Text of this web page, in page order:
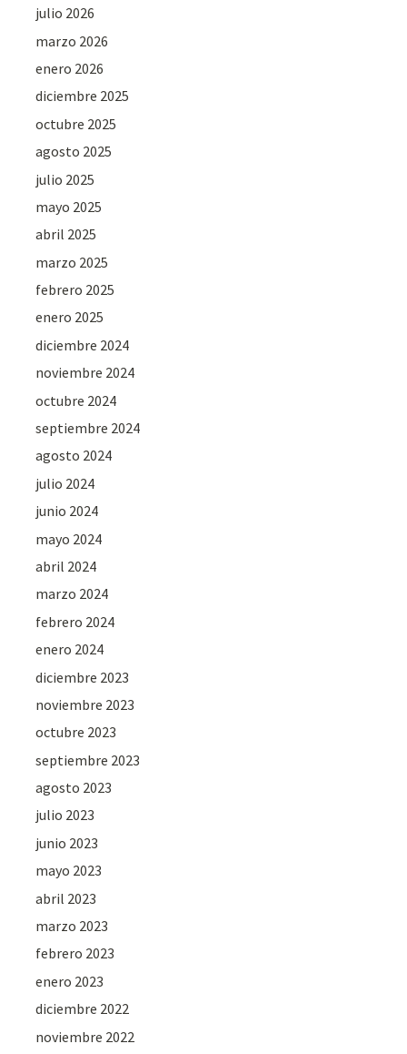
julio 2026
marzo 2026
enero 2026
diciembre 2025
octubre 2025
agosto 2025
julio 2025
mayo 2025
abril 2025
marzo 2025
febrero 2025
enero 2025
diciembre 2024
noviembre 2024
octubre 2024
septiembre 2024
agosto 2024
julio 2024
junio 2024
mayo 2024
abril 2024
marzo 2024
febrero 2024
enero 2024
diciembre 2023
noviembre 2023
octubre 2023
septiembre 2023
agosto 2023
julio 2023
junio 2023
mayo 2023
abril 2023
marzo 2023
febrero 2023
enero 2023
diciembre 2022
noviembre 2022